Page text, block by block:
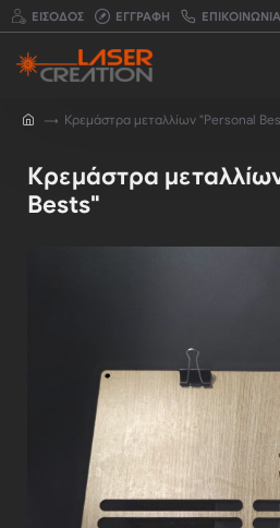
ΕΊΣΟΔΟΣ ΕΓΓΡΑΦΉ ΕΠΙΚΟΙΝΩΝΊΑ
Κρεμάστρα μεταλλίων "Personal
Κρεμάστρα
Bests"